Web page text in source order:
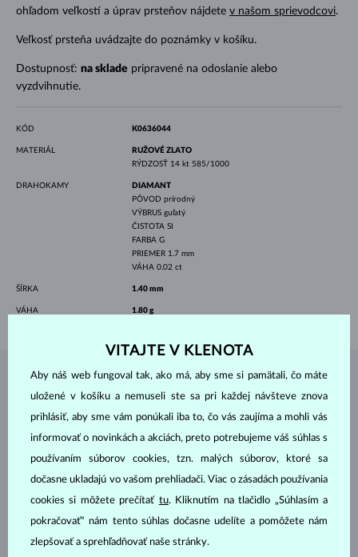
ohľadom veľkostí a úprav prsteňov nájdete v našom sprievodcovi.
Veľkosť prsteňa uvádzajte do poznámky v košíku.
Dostupnosť: na sklade pripravené na odoslanie alebo
vyzdvihnutie.
KÓD K0636044
MATERIÁL
RUŽOVÉ ZLATO
RÝDZOSŤ 14 kt 585/1000
DRAHOKAMY
DIAMANT
PÔVOD prírodný
VÝBRUS guľatý
ČISTOTA SI
FARBA G
PRIEMER 1.7 mm
VÁHA 0.02 ct
ŠÍRKA 1.40 mm
VÁHA 1.80 g
ŠPERKY Z ATELIÉRU KLENOTA
VITAJTE V KLENOTA
Aby náš web fungoval tak, ako má, aby sme si pamätali, čo máte
uložené v košíku a nemuseli ste sa pri každej návšteve znova
prihlásiť, aby sme vám ponúkali iba to, čo vás zaujíma a mohli vás
informovať o novinkách a akciách, preto potrebujeme váš súhlas s
používaním súborov cookies, tzn. malých súborov, ktoré sa
dočasne ukladajú vo vašom prehliadači. Viac o zásadách používania
cookies si môžete prečítať tu. Kliknutím na tlačidlo „Súhlasím a
pokračovať“ nám tento súhlas dočasne udelíte a pomôžete nám
zlepšovať a sprehľadňovať naše stránky.